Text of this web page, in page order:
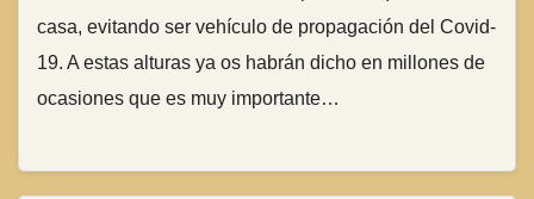
casa, evitando ser vehículo de propagación del Covid-
19. A estas alturas ya os habrán dicho en millones de
ocasiones que es muy importante…